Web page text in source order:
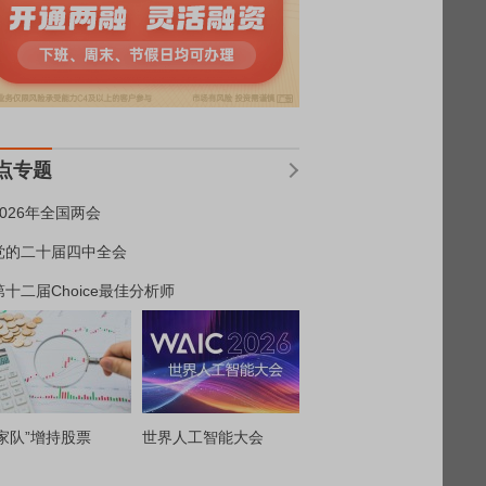
专题
年全国两会
的二十届四中全会
十二届Choice最佳分析师
队”增持股票 世界人工智能大会